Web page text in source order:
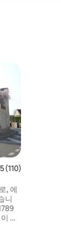
점(5점 만점),
(110)
, 에
니
모